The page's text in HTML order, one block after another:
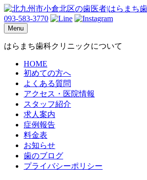
093-583-3770
Menu
はらまち歯科クリニックについて
HOME
初めての方へ
よくある質問
アクセス・医院情報
スタッフ紹介
求人案内
症例報告
料金表
お知らせ
歯のブログ
プライバシーポリシー